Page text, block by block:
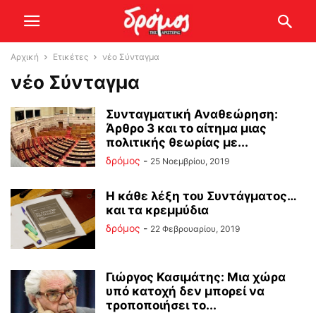
Αρχική Ετικέτες νέο Σύνταγμα
νέο Σύνταγμα
Συνταγματική Αναθεώρηση:
Άρθρο 3 και το αίτημα μιας
πολιτικής θεωρίας με...
δρόμος - 25 Νοεμβρίου, 2019
Η κάθε λέξη του Συντάγματος…
και τα κρεμμύδια
δρόμος - 22 Φεβρουαρίου, 2019
Γιώργος Κασιμάτης: Μια χώρα
υπό κατοχή δεν μπορεί να
τροποποιήσει το...